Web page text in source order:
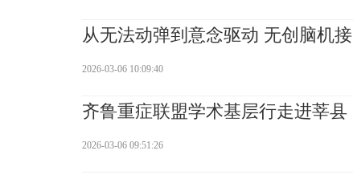
从无法动弹到意念驱动 无创脑机
2026-03-06 10:09:40
齐鲁重症联盟学术基层行走进莘县
2026-03-06 09:51:26